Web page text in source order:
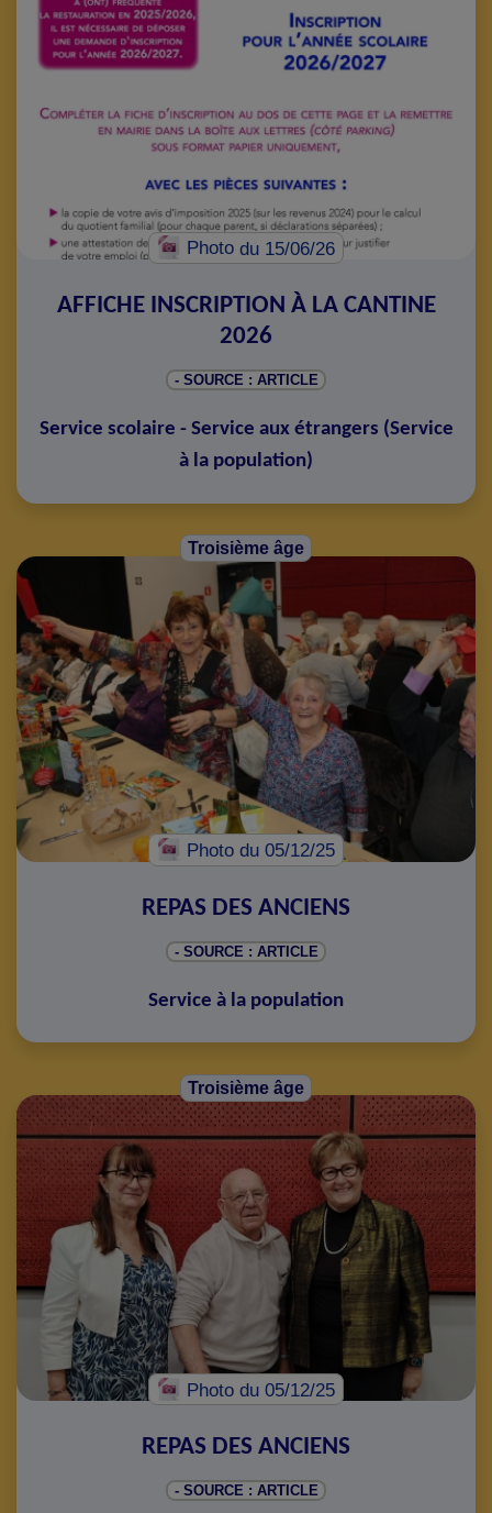
Photo du 15/06/26
AFFICHE INSCRIPTION À LA CANTINE
2026
- SOURCE : ARTICLE
Service scolaire - Service aux étrangers (Service
à la population)
Troisième âge
Photo du 05/12/25
REPAS DES ANCIENS
- SOURCE : ARTICLE
Service à la population
Troisième âge
Photo du 05/12/25
REPAS DES ANCIENS
- SOURCE : ARTICLE